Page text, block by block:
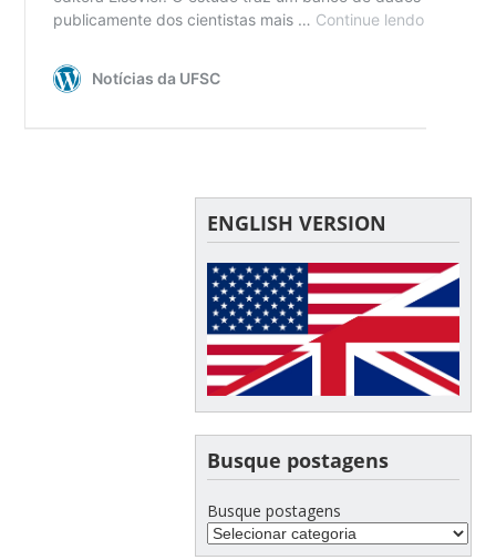
ENGLISH VERSION
Busque postagens
Busque postagens